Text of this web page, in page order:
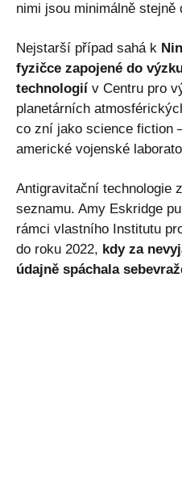
nimi jsou minimálně stejně
Nejstarší případ sahá k
fyzičce zapojené do
technologií v Centru pro
planetárních
co zní jako science fiction
americké vojenské
Antigravitační technologie
seznamu. Amy Eskridge
rámci vlastního Institutu
do roku 2022, kdy za
údajně spáchala